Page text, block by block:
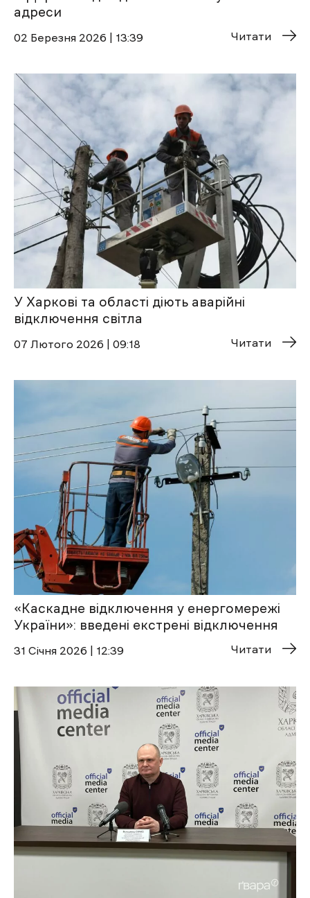
адреси
02 Березня 2026 | 13:39 Читати
У Харкові та області діють аварійні
відключення світла
07 Лютого 2026 | 09:18 Читати
«Каскадне відключення у енергомережі
України»: введені екстрені відключення
31 Січня 2026 | 12:39 Читати